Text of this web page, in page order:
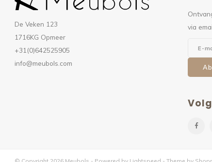
De Veken 123
1716KG Opmeer
+31(0)642525905
info@meubols.com
via